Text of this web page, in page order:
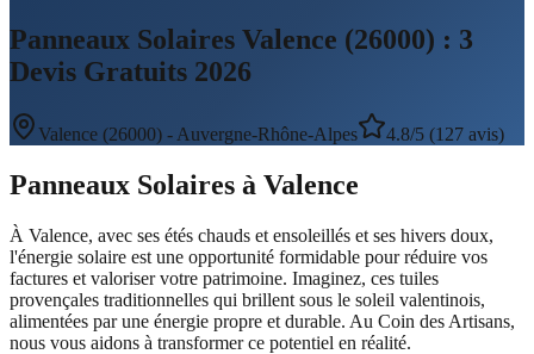
Panneaux Solaires Valence (26000) : 3
Devis Gratuits 2026
Valence (26000) - Auvergne-Rhône-Alpes 4.8/5 (127 avis)
Panneaux Solaires à Valence
À Valence, avec ses étés chauds et ensoleillés et ses hivers doux,
l'énergie solaire est une opportunité formidable pour réduire vos
factures et valoriser votre patrimoine. Imaginez, ces tuiles
provençales traditionnelles qui brillent sous le soleil valentinois,
alimentées par une énergie propre et durable. Au Coin des Artisans,
nous vous aidons à transformer ce potentiel en réalité.